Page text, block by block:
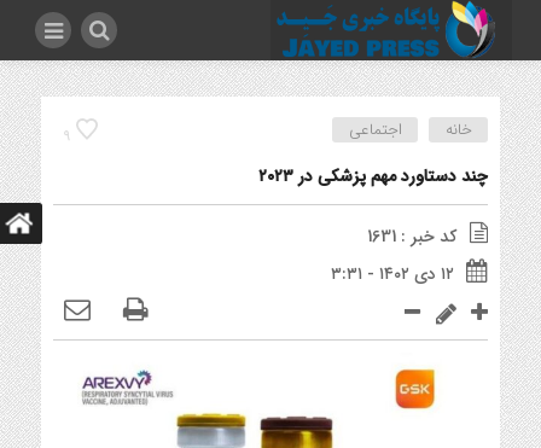
9 خانه اجتماعی
چند دستاورد مهم پزشکی در ۲۰۲۳
کد خبر : 1631
۱۲ دی ۱۴۰۲ - ۳:۳۱